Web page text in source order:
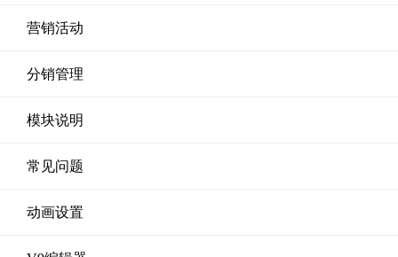
营销活动
分销管理
模块说明
常见问题
动画设置